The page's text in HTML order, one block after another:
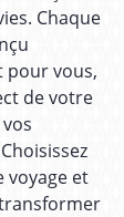
Chaque
pour vous,
de votre
voyage et